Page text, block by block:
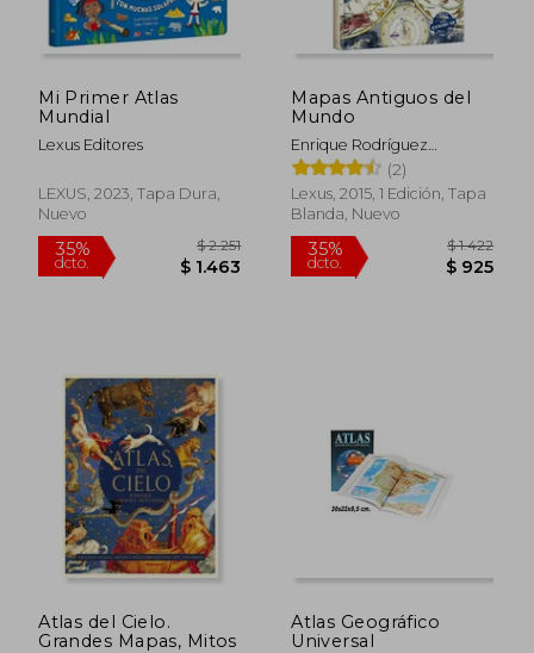
Mi Primer Atlas
Mundial
Lexus Editores
LEXUS, 2023, Tapa Dura,
Nuevo
35%
dcto. $ 1.463
Mapas Antiguos del
Mundo
Enrique Rodríguez
González
(2)
Lexus, 2015, 1 Edición, Tapa
Blanda, Nuevo
Atlas del Cielo.
Grandes Mapas, Mitos
Atlas Geográfico
Universal